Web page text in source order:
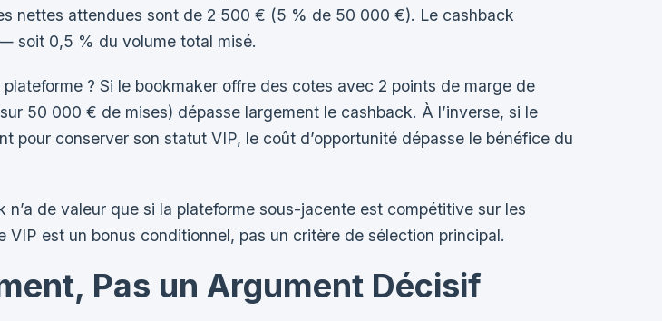
nettes attendues sont de 2 500 € (5 % de 50 000 €). Le cashback
soit 0,5 % du volume total misé.
? Si le bookmaker offre des cotes avec 2 points de marge de
50 000 € de mises) dépasse largement le cashback. À l’inverse, si le
pour conserver son statut VIP, le coût d’opportunité dépasse le bénéfice du
de valeur que si la plateforme sous-jacente est compétitive sur les
est un bonus conditionnel, pas un critère de sélection principal.
Pas un Argument Décisif